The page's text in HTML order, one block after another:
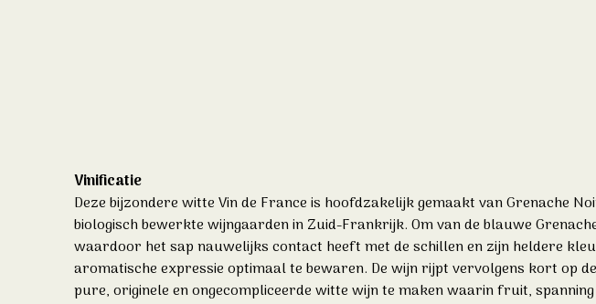
Vinificatie
Deze bijzondere witte Vin de France is hoofdzakelijk gemaakt van Grenache
biologisch bewerkte wijngaarden in Zuid-Frankrijk. Om van de blauwe
waardoor het sap nauwelijks contact heeft met de schillen en zijn heldere
aromatische expressie optimaal te bewaren. De wijn rijpt vervolgens kort op
pure, originele en ongecompliceerde witte wijn te maken waarin fruit,